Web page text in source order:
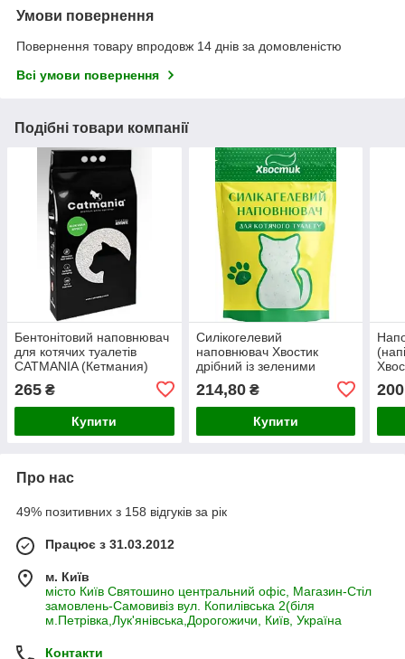
Умови повернення
Повернення товару впродовж 14 днів за домовленістю
Всі умови повернення
Подібні товари компанії
Бентонітовий наповнювач
для котячих туалетів
CATMANIA (Кетмания)
алое віра зелені гранули,
5 л
265 ₴
Купити
Силікогелевий
наповнювач Хвостик
дрібний із зеленими
214,80₴
Купити
л
200
Про нас
49% позитивних з 158 відгуків за рік
Працює з 31.03.2012
м. Київ
місто Київ Святошино центральний офіс, Магазин-Стіл
замовлень-Самовивіз вул. Копилівська 2(біля
м.Петрівка,Лук'янівська,Дорогожичи, Київ, Україна
Контакти